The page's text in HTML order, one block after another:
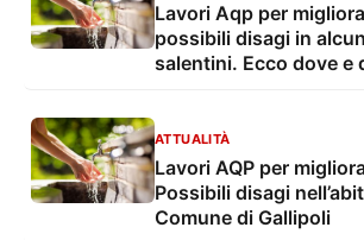
Lavori Aqp per
possibili disagi in
salentini. Ecco dove e
ATTUALITÀ
Lavori AQP per
Possibili disagi
Comune di Gallipoli